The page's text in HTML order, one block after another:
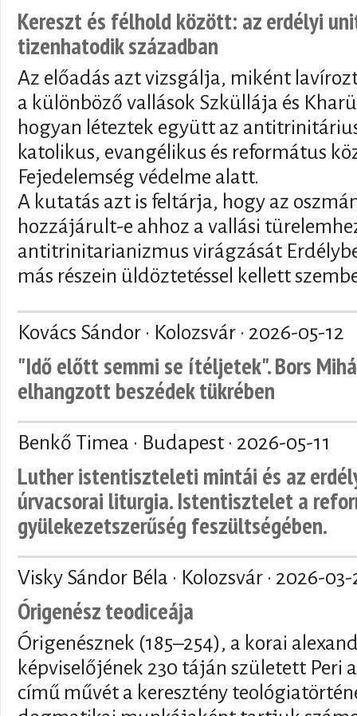
Kereszt és félhold között: az erdélyi
tizenhatodik században
Az előadás azt vizsgálja, miként
a különböző vallások Szküllája és
hogyan léteztek együtt az
katolikus, evangélikus és református
Fejedelemség védelme alatt.
A kutatás azt is feltárja, hogy az
hozzájárult-e ahhoz a vallási
antitrinitarianizmus virágzását
más részein üldöztetéssel kellett
Kovács Sándor · Kolozsvár · 2026-05-12
"Idő előtt semmi se ítéljetek". Bors
elhangzott beszédek tükrében
Benkő Timea · Budapest · 2026-05-11
Luther istentiszteleti mintái és az
úrvacsorai liturgia. Istentisztelet a
gyülekezetszerűség feszültségében.
Visky Sándor Béla · Kolozsvár · 2026-03-
Órigenész teodiceája
Órigenésznek (185–254), a korai
képviselőjének 230 táján született Peri
című művét a keresztény